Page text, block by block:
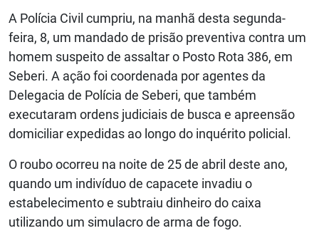
A Polícia Civil cumpriu, na manhã desta segunda-
feira, 8, um mandado de prisão preventiva contra um
homem suspeito de assaltar o Posto Rota 386, em
Seberi. A ação foi coordenada por agentes da
Delegacia de Polícia de Seberi, que também
executaram ordens judiciais de busca e apreensão
domiciliar expedidas ao longo do inquérito policial.
O roubo ocorreu na noite de 25 de abril deste ano,
quando um indivíduo de capacete invadiu o
estabelecimento e subtraiu dinheiro do caixa
utilizando um simulacro de arma de fogo.